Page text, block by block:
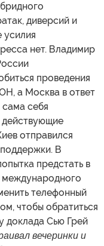
диверсий и
усилия
нет. Владимир
проведения
а Москва в ответ
себя
действующие
отправился
В
предстать в
международного
телефонный
чтобы обратиться
доклада Сью Грей
вечеринки и